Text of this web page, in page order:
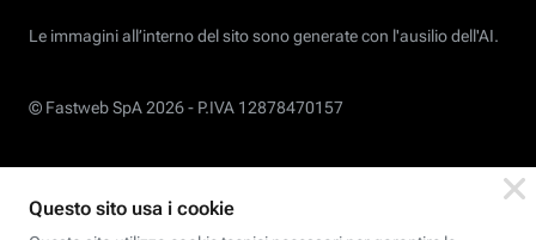
Le immagini all’interno del sito sono generate con l'ausilio dell'AI.
© Fastweb SpA 2026 - P.IVA 12878470157